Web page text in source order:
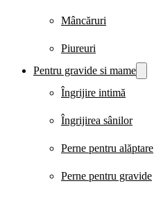
Mâncăruri
Piureuri
Pentru gravide si mame
Îngrijire intimă
Îngrijirea sânilor
Perne pentru alăptare
Perne pentru gravide